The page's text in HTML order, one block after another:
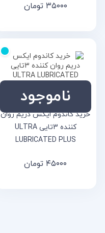
۳۵۰۰۰ تومان
ناموجود
خرید کاندوم ایکس دریم روان
کننده 3تایی ULTRA
LUBRICATED PLUS
۴۵۰۰۰ تومان